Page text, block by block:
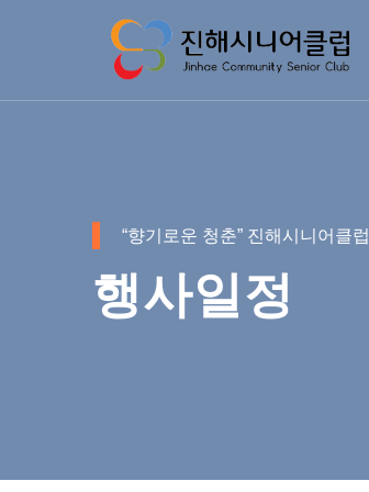
“향기로운 청춘” 진해시니어클럽
행사일정